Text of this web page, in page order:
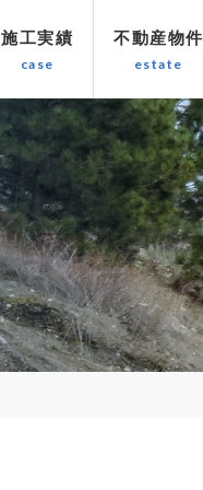
施工実績 不動産物件